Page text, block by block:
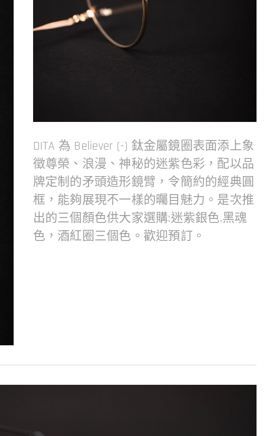
DITA 為 Believer (-) 鈦金屬鏡圈表面添上象
徵尊榮、浪漫、神秘的迷紫色彩，配以品
牌定制的矛頭造形鏡臂，令簡約的經典圓
框，能夠展現不一樣的曯目魅力。是次推
出的三個顏色供大家選購:迷紫銀色,黑魂
色，酒紅圈三個色。歡迎預訂。